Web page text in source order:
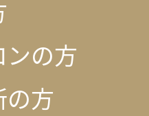
ンの方
の方